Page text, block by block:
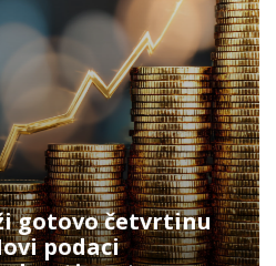
gotovo četvrtinu
podaci